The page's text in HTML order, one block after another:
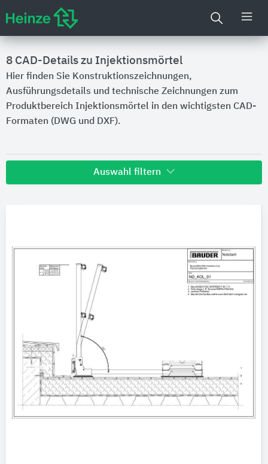
8 CAD-Details zu Injektionsmörtel
Hier finden Sie Konstruktionszeichnungen,
Ausführungsdetails und technische Zeichnungen zum
Produktbereich Injektionsmörtel in den wichtigsten CAD-
Formaten (DWG und DXF).
Auswahl filtern
Marken
Baufunktionen
Bitte auswählen